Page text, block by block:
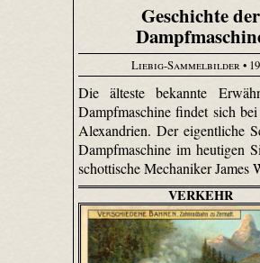
Geschichte der
Liebig-Sammelbilder•
Die älteste bekannte
Dampfmaschine findet sich
Alexandrien. Der eigentliche
Dampfmaschine im heutigen
schottische Mechaniker James
VERKEHR